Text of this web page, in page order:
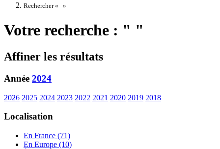
Rechercher «
»
Votre recherche : " "
Affiner les résultats
Année 2024
2026 2025 2024 2023 2022 2021 2020 2019 2018
Localisation
En France (71)
En Europe (10)